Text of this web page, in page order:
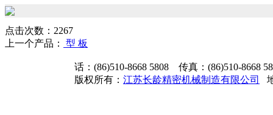
点击次数：2267
上一个产品：
型 板
话：(86)510-8668 5808 传真：(86)510-8668
版权所有： 江苏长龄精密机械制造有限公司